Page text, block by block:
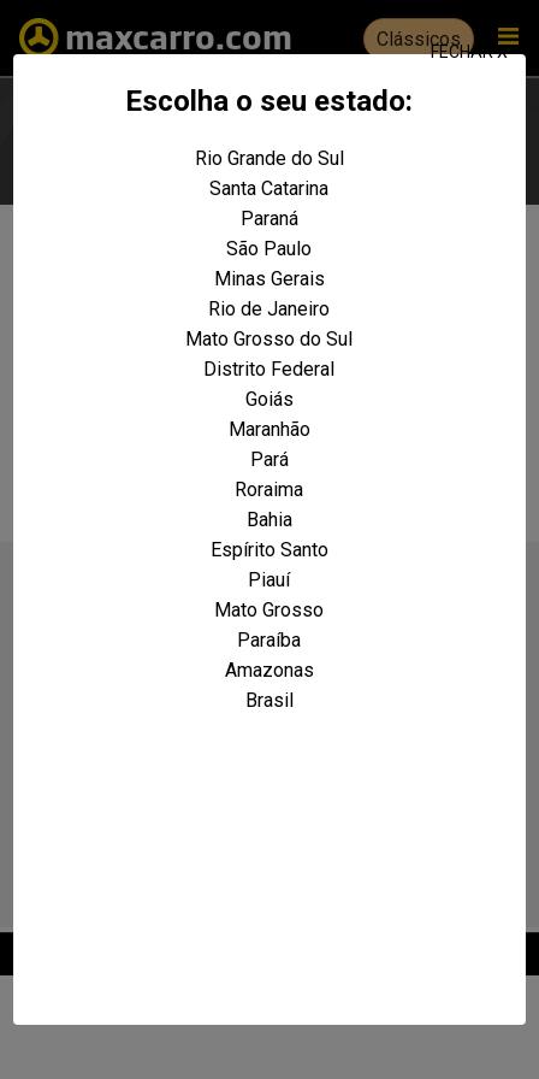
Escolha o seu estado:
FECHAR X
Rio Grande do Sul
Santa Catarina
Paraná
São Paulo
Minas Gerais
Rio de Janeiro
Mato Grosso do Sul
Distrito Federal
Goiás
Maranhão
Pará
Roraima
Bahia
Espírito Santo
Piauí
Mato Grosso
Paraíba
Amazonas
Brasil
Clássicos
Não foram encontrados resultados
para a sua pesquisa:
Courier Sport 1.6 8v
REALIZE UMA NOVA PESQUISA E TENTE ENCONTRAR O VEÍCULO QUE VOCÊ